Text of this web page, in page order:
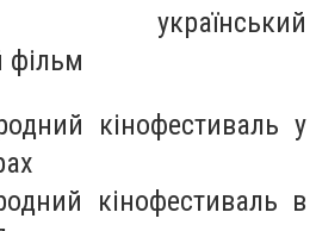
український
фільм
кінофестиваль у
кінофестиваль в